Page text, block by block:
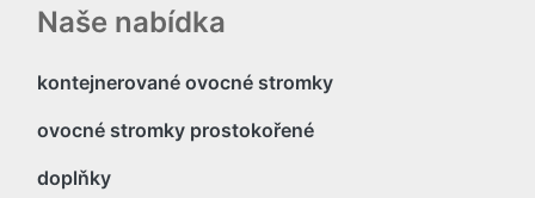
Naše nabídka
kontejnerované ovocné stromky
ovocné stromky prostokořené
doplňky